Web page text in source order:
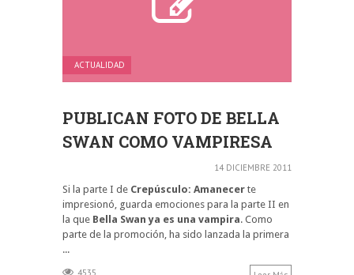
ACTUALIDAD
PUBLICAN FOTO DE BELLA
SWAN COMO VAMPIRESA
14 DICIEMBRE 2011
Si la parte I de Crepúsculo: Amanecer te
impresionó, guarda emociones para la parte II en
la que Bella Swan ya es una vampira. Como
parte de la promoción, ha sido lanzada la primera
...
4535